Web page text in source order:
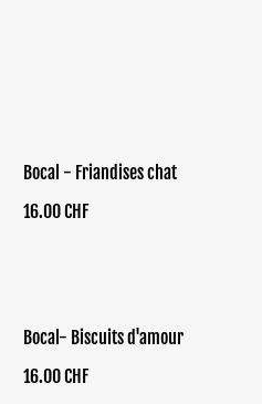
Bocal - Friandises chat
16.00 CHF
Bocal- Biscuits d'amour
16.00 CHF